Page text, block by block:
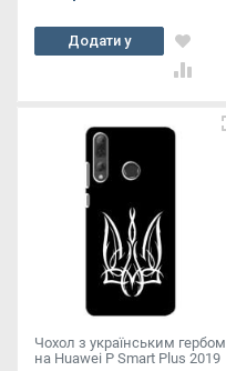
Додати у
кошик
Чохол з українським гербом
на Huawei P Smart Plus 2019